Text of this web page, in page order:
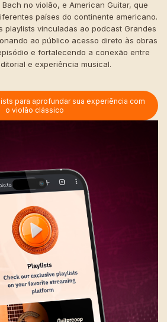
no violão, e American Guitar, que
países do continente americano.
playlists vinculadas ao podcast Grandes
ao público acesso direto às obras
e fortalecendo a conexão entre
e experiência musical.
para aprofundar sua experiência com
o violão clássico